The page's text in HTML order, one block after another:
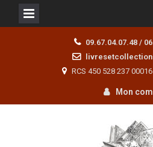
09.67.04.07.48 /
RCS 450 528 237
Mon